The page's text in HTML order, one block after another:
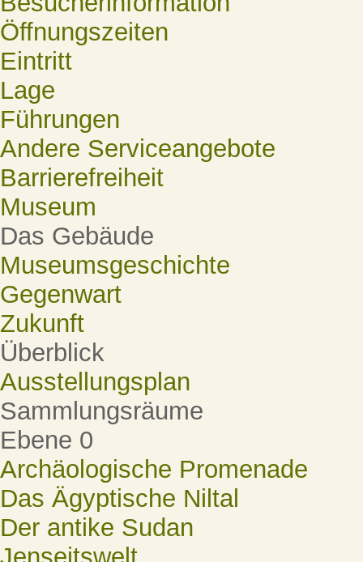
Öffnungszeiten
Eintritt
Lage
Führungen
Andere Serviceangebote
Barrierefreiheit
Museum
Das Gebäude
Museumsgeschichte
Gegenwart
Zukunft
Überblick
Ausstellungsplan
Sammlungsräume
Ebene 0
Archäologische Promenade
Das Ägyptische Niltal
Der antike Sudan